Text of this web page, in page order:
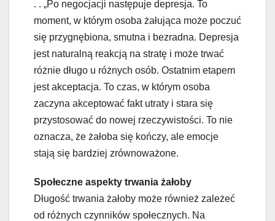
. . „Po negocjacji następuje depresja. To
moment, w którym osoba żałująca może poczuć
się przygnębiona, smutna i bezradna. Depresja
jest naturalną reakcją na stratę i może trwać
różnie długo u różnych osób. Ostatnim etapem
jest akceptacja. To czas, w którym osoba
zaczyna akceptować fakt utraty i stara się
przystosować do nowej rzeczywistości. To nie
oznacza, że żałoba się kończy, ale emocje
stają się bardziej zrównoważone.
Społeczne aspekty trwania żałoby
Długość trwania żałoby może również zależeć
od różnych czynników społecznych. Na